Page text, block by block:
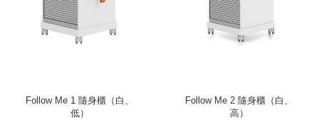
Follow Me 1 隨身櫃（白、
低）
Follow Me 2 隨身櫃（白、
高）